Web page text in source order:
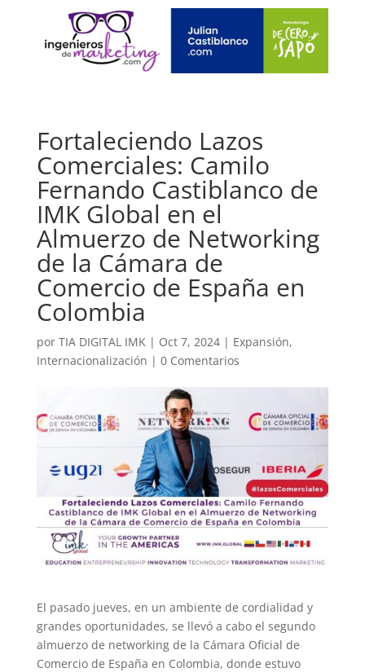
Fortaleciendo Lazos
Comerciales: Camilo
Fernando Castiblanco de
IMK Global en el
Almuerzo de Networking
de la Cámara de
Comercio de España en
Colombia
por TIA DIGITAL IMK | Oct 7, 2024| Expansión,
Internacionalización | 0 Comentarios
El pasado jueves, en un ambiente de cordialidad y
grandes oportunidades, se llevó a cabo el segundo
almuerzo de networking de la Cámara Oficial de
Comercio de España en Colombia, donde estuvo